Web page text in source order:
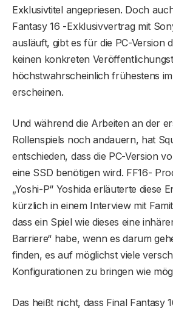
Exklusivtitel angepriesen. Doch
Fantasy 16 -Exklusivvertrag mit
ausläuft, gibt es für die PC-Version
keinen konkreten
höchstwahrscheinlich frühestens
erscheinen.
Und während die Arbeiten an der
Rollenspiels noch andauern, hat
entschieden, dass die PC-Version
eine SSD benötigen wird. FF16-
„Yoshi-P“ Yoshida erläuterte diese
kürzlich in einem Interview mit
dass ein Spiel wie dieses eine
Barriere“ habe, wenn es darum
finden, es auf möglichst viele
Konfigurationen zu bringen wie
Das heißt nicht, dass Final Fantasy